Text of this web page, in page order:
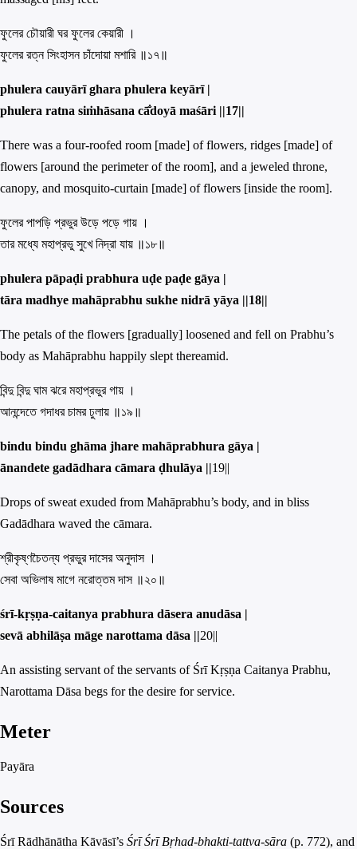
ফুলের চৌয়ারী ঘর ফুলের কেয়ারী ।
ফুলের রত্ন সিংহাসন চাঁদোয়া মশারি ॥১৭॥
phulera cauyārī ghara phulera keyārī |
phulera ratna siṁhāsana cā̐doyā maśāri ||17||
There was a four-roofed room [made] of flowers, ridges [made] of
flowers [around the perimeter of the room], and a jeweled throne,
canopy, and mosquito-curtain [made] of flowers [inside the room].
ফুলের পাপড়ি প্রভুর উড়ে পড়ে গায় ।
তার মধ্যে মহাপ্রভু সুখে নিদ্রা যায় ॥১৮॥
phulera pāpaḍi prabhura uḍe paḍe gāya |
tāra madhye mahāprabhu sukhe nidrā yāya ||18||
The petals of the flowers [gradually] loosened and fell on Prabhu’s
body as Mahāprabhu happily slept thereamid.
বিন্দু বিন্দু ঘাম ঝরে মহাপ্রভুর গায় ।
আনন্দেতে গদাধর চামর ঢুলায় ॥১৯॥
bindu bindu ghāma jhare mahāprabhura gāya |
ānandete gadādhara cāmara ḍhulāya ||19||
Drops of sweat exuded from Mahāprabhu’s body, and in bliss
Gadādhara waved the cāmara.
শ্রীকৃষ্ণচৈতন্য প্রভুর দাসের অনুদাস ।
সেবা অভিলাষ মাগে নরোত্তম দাস ॥২০॥
śrī-kṛṣṇa-caitanya prabhura dāsera anudāsa |
sevā abhilāṣa māge narottama dāsa ||20||
An assisting servant of the servants of Śrī Kṛṣṇa Caitanya Prabhu,
Narottama Dāsa begs for the desire for service.
Meter
Payāra
Sources
Śrī Rādhānātha Kāvāsī’s Śrī Śrī Bṛhad-bhakti-tattva-sāra (p. 772), and